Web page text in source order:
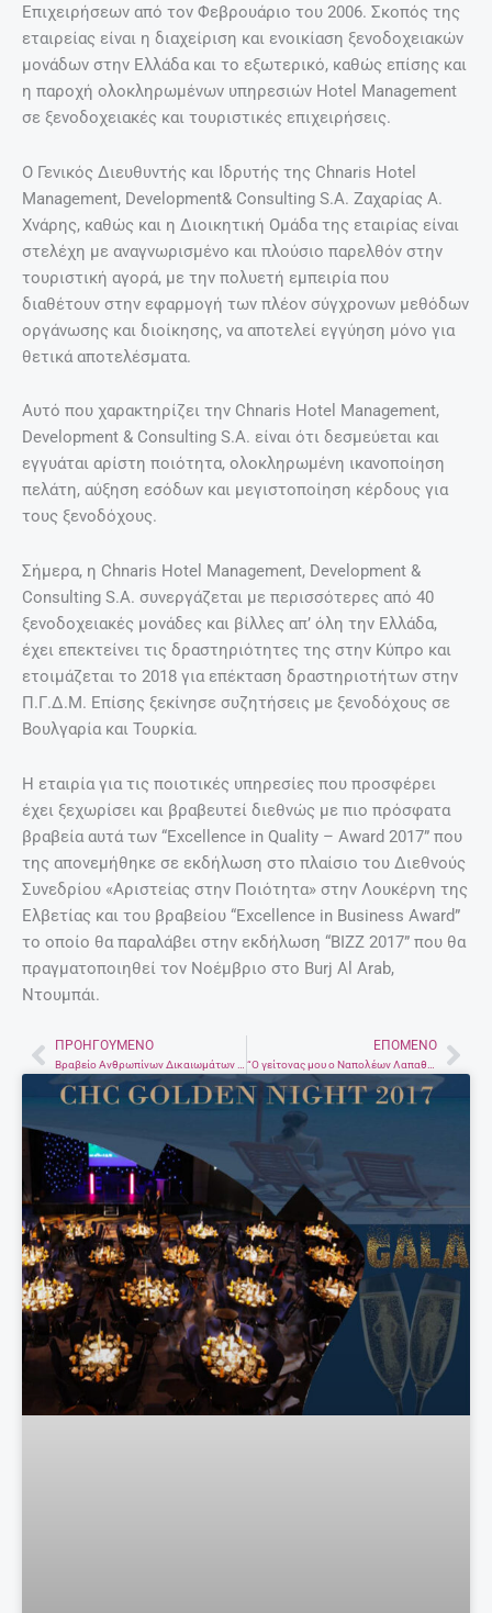
Επιχειρήσεων από τον Φεβρουάριο του 2006. Σκοπός της
εταιρείας είναι η διαχείριση και ενοικίαση ξενοδοχειακών
μονάδων στην Ελλάδα και το εξωτερικό, καθώς επίσης και
η παροχή ολοκληρωμένων υπηρεσιών Hotel Management
σε ξενοδοχειακές και τουριστικές επιχειρήσεις.
Ο Γενικός Διευθυντής και Ιδρυτής της Chnaris Hotel
Management, Development& Consulting S.A. Ζαχαρίας Α.
Χνάρης, καθώς και η Διοικητική Ομάδα της εταιρίας είναι
στελέχη με αναγνωρισμένο και πλούσιο παρελθόν στην
τουριστική αγορά, με την πολυετή εμπειρία που
διαθέτουν στην εφαρμογή των πλέον σύγχρονων μεθόδων
οργάνωσης και διοίκησης, να αποτελεί εγγύηση μόνο για
θετικά αποτελέσματα.
Αυτό που χαρακτηρίζει την Chnaris Hotel Management,
Development & Consulting S.A. είναι ότι δεσμεύεται και
εγγυάται αρίστη ποιότητα, ολοκληρωμένη ικανοποίηση
πελάτη, αύξηση εσόδων και μεγιστοποίηση κέρδους για
τους ξενοδόχους.
Σήμερα, η Chnaris Hotel Management, Development &
Consulting S.A. συνεργάζεται με περισσότερες από 40
ξενοδοχειακές μονάδες και βίλλες απ’ όλη την Ελλάδα,
έχει επεκτείνει τις δραστηριότητες της στην Κύπρο και
ετοιμάζεται το 2018 για επέκταση δραστηριοτήτων στην
Π.Γ.Δ.Μ. Επίσης ξεκίνησε συζητήσεις με ξενοδόχους σε
Βουλγαρία και Τουρκία.
Η εταιρία για τις ποιοτικές υπηρεσίες που προσφέρει
έχει ξεχωρίσει και βραβευτεί διεθνώς με πιο πρόσφατα
βραβεία αυτά των “Excellence in Quality – Award 2017” που
της απονεμήθηκε σε εκδήλωση στο πλαίσιο του Διεθνούς
Συνεδρίου «Αριστείας στην Ποιότητα» στην Λουκέρνη της
Ελβετίας και του βραβείου “Excellence in Business Award”
το οποίο θα παραλάβει στην εκδήλωση “BIZZ 2017” που θα
πραγματοποιηθεί τον Νοέμβριο στο Burj Al Arab,
Ντουμπάι.
PrevΠΡΟΗΓΟΎΜΕΝΟ ΕΠΌΜΕΝΟ